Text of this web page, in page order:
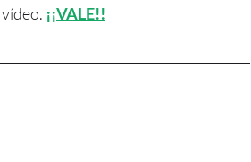
¡¡VALE!!